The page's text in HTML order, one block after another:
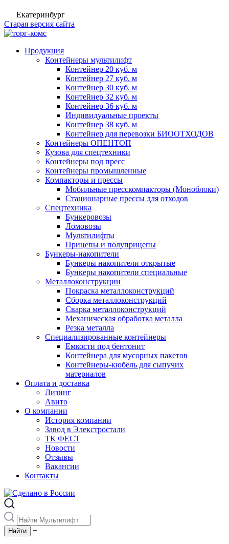
Екатеринбург
Старая версия сайта
Продукция
Контейнеры мультилифт
Контейнер 20 куб. м
Контейнер 27 куб. м
Контейнер 30 куб. м
Контейнер 32 куб. м
Контейнер 36 куб. м
Индивидуальные проекты
Контейнер 38 куб. м
Контейнер для перевозки БИООТХОДОВ
Контейнеры ОПЕНТОП
Кузова для спецтехники
Контейнеры под пресс
Контейнеры промышленные
Компакторы и прессы
Мобильные пресскомпакторы (Моноблоки)
Стационарные прессы для отходов
Спецтехника
Бункеровозы
Ломовозы
Мультилифты
Прицепы и полуприцепы
Бункеры-накопители
Бункеры накопители открытые
Бункеры накопители специальные
Металлоконструкции
Покраска металлоконструкций
Сборка металлоконструкций
Сварка металлоконструкций
Механическая обработка металла
Резка металла
Специализированные контейнеры
Емкости под бентонит
Контейнера для мусорных пакетов
Контейнеры-кюбель для сыпучих
материалов
Оплата и доставка
Лизинг
Авито
О компании
История компании
Завод в Элекстростали
ТК ФЕСТ
Новости
Отзывы
Вакансии
Контакты
+